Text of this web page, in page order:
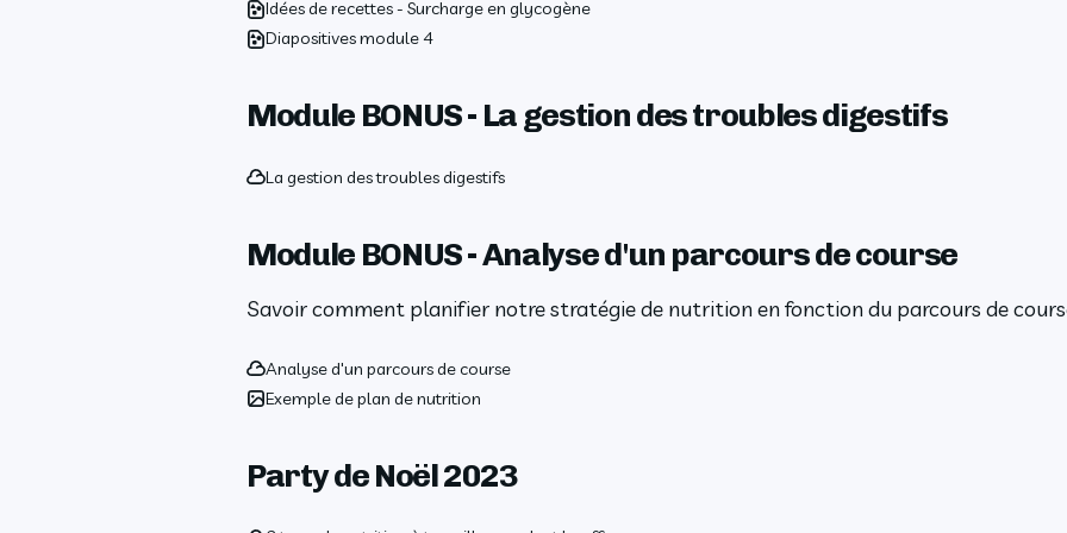
Idées de recettes - Surcharge en glycogène
Diapositives module 4
Module BONUS - La gestion des troubles digestifs
La gestion des troubles digestifs
Module BONUS - Analyse d'un parcours de course
Savoir comment planifier notre stratégie de nutrition en fonction du parcours de
Analyse d'un parcours de course
Exemple de plan de nutrition
Party de Noël 2023